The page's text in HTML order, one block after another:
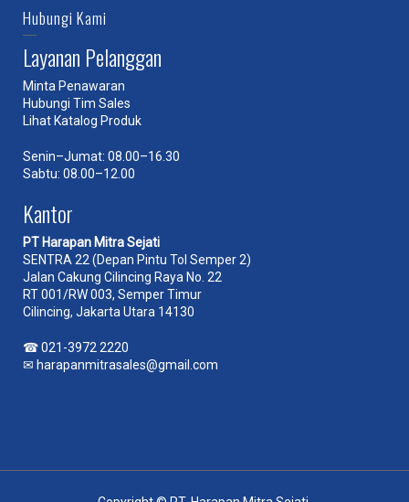
Hubungi Kami
Layanan Pelanggan
Minta Penawaran
Hubungi Tim Sales
Lihat Katalog Produk
Senin–Jumat: 08.00–16.30
Sabtu: 08.00–12.00
Kantor
PT Harapan Mitra Sejati
SENTRA 22 (Depan Pintu Tol Semper 2)
Jalan Cakung Cilincing Raya No. 22
RT 001/RW 003, Semper Timur
Cilincing, Jakarta Utara 14130
☎021-3972 2220
✉ harapanmitrasales@gmail.com